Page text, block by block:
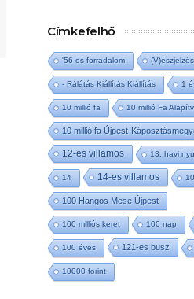
Címkefelhő
'56-os forradalom (V)észjelzés
- Rálátás Kiállítás Kiállítás 1
10 millió fa 10 millió Fa
10 millió fa Újpest-
12-es villamos 13. havi
14 14-es villamos
100 Hangos Mese Újpest
100 milliós keret 100 nap
100 éves 121-es busz
10000 forint